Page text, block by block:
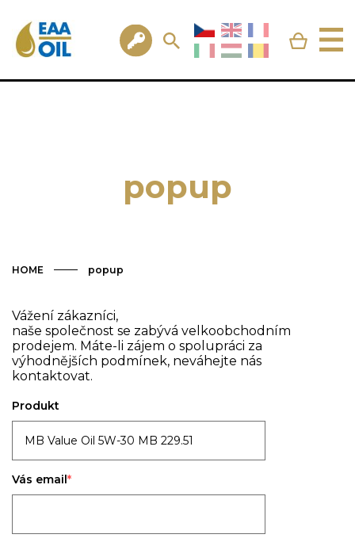
popup
HOME popup
Vážení zákazníci,
naše společnost se zabývá velkoobchodním
prodejem. Máte-li zájem o spolupráci za
výhodnějších podmínek, neváhejte nás
kontaktovat.
Produkt
Vás email